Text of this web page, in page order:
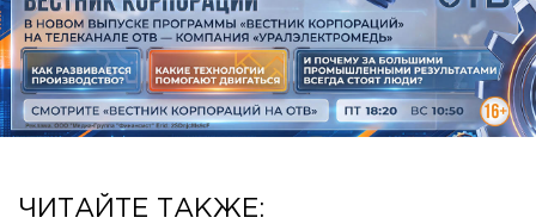
ЧИТАЙТЕ ТАКЖЕ: